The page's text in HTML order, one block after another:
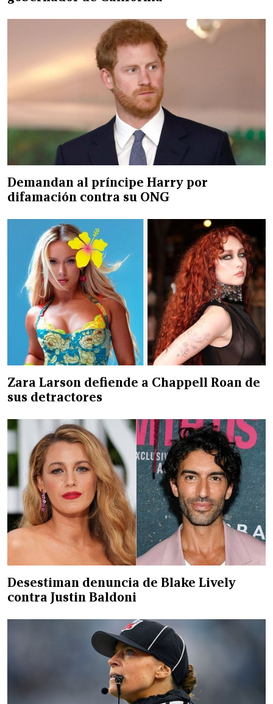
Demandan al príncipe Harry por
difamación contra su ONG
Zara Larson defiende a Chappell Roan de
sus detractores
Desestiman denuncia de Blake Lively
contra Justin Baldoni